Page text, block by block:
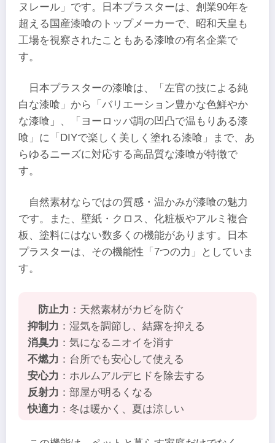
ヌレール」です。日本プラスターは、創業90年を
超える国産漆喰のトップメーカーで、昭和天皇も
工場を視察されたこともある漆喰の有名企業で
す。
日本プラスターの漆喰は、「左官の技による純
白な漆喰」から「バリエーション豊かな色鮮やか
な漆喰」、「ヨーロッパ調の凹凸で温もりある漆
喰」に「DIYで楽しく美しく塗れる漆喰」まで、あ
らゆるニーズに対応する高品質な漆喰が特徴で
す。
自然素材ならではの質感・温かみが漆喰の魅力
です。また、壁紙・クロス、化粧板やアルミ複合
板、塗料にはない数多くの機能があります。日本
プラスターは、その機能性「7つの力」としていま
す。
防止力 ：天然素材がカビを防ぐ
抑制力 ：湿気を調節し、結露を抑える
消臭力 ：気になるニオイを消す
不燃力 ：台所でも安心して使える
安心力 ：ホルムアルデヒドを除去する
反射力 ：部屋が明るくなる
快適力 ：冬は暖かく、夏は涼しい